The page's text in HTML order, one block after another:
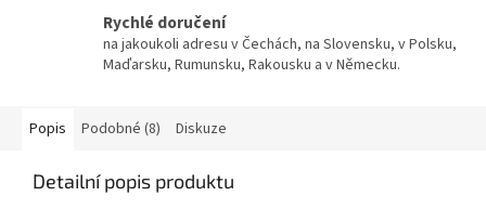
Rychlé doručení
na jakoukoli adresu v Čechách, na Slovensku, v Polsku,
Maďarsku, Rumunsku, Rakousku a v Německu.
Popis Podobné (8) Diskuze
Detailní popis produktu